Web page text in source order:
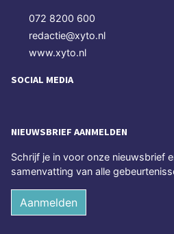
072 8200 600
redactie@xyto.nl
www.xyto.nl
SOCIAL MEDIA
NIEUWSBRIEF AANMELDEN
Schrijf je in voor onze nieuwsbrief
samenvatting van alle
Aanmelden